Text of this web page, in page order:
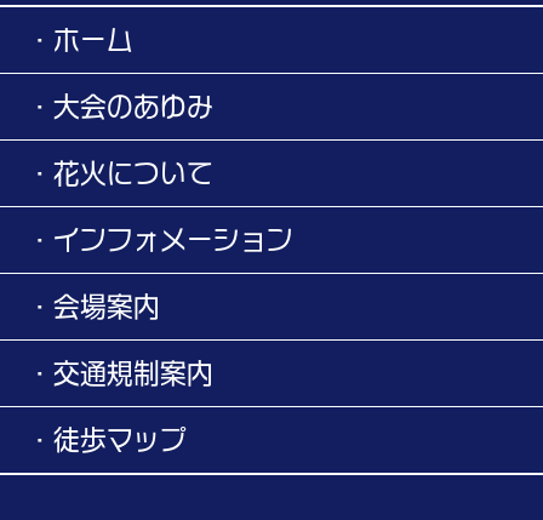
・ホーム
・大会のあゆみ
・花火について
・インフォメーション
・会場案内
・交通規制案内
・徒歩マップ